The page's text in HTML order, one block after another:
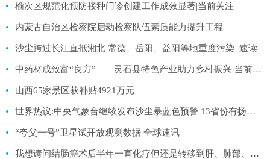
榆次区规范化预防接种门诊创建工作成效显著|当前关注
内蒙古自治区检察院启动检察队伍素质能力提升工程
沙尘跨过长江直抵湘北 常德、岳阳、益阳等地重度污染_速读
中药材成致富“良方”——灵石县特色产业助力乡村振兴-当前聚焦
山西65家景区获补贴4921万元
世界热议:中央气象台继续发布沙尘暴蓝色预警 13省份有扬沙浮尘天气
“夸父一号”卫星试开放观测数据 全球速讯
我想请问结肠癌术后半年一直化疗但还是转移到肝、肺部、现在转移到头部，开始头晕经过一个月的头部放疗，:世界速读